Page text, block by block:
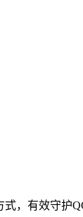
，有效守护